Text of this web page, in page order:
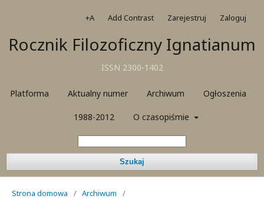
Rocznik Filozoficzny Ignatianum
ISSN 2300-1402
Platforma Aktualny numer Archiwum Ogłoszenia
1988-2012 O czasopiśmie
Szukaj
+A Add Contrast Zarejestruj Zaloguj
Strona domowa / Archiwum
/